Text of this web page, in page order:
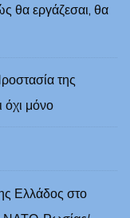
θα εργάζεσαι, θα
της
όχι μόνο
Ελλάδος στο